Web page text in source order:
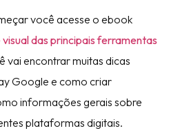
você acesse o ebook
das principais ferramentas
vai encontrar muitas dicas
Google e como criar
informações gerais sobre
plataformas digitais.